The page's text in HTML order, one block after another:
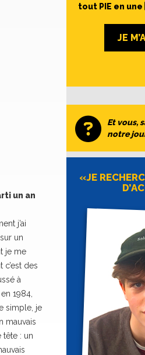
un an
j’ai
un
je me
c’est des
à
1984,
simple, je
mauvais
tête : un
tout PIE en
JE
Et vous,
notre
«JE